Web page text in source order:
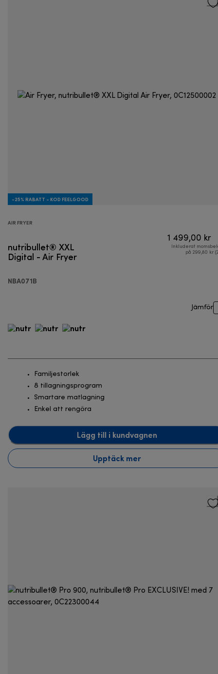
-25% RABATT - KOD FEELGOOD
AIR FRYER
nutribullet® XXL
Digital - Air Fryer
NBA071B
1 499,00 kr
Inkluderat
på 299,80 kr
Jämför
Familjestorlek
8 tillagningsprogram
Smartare matlagning
Enkel att rengöra
Lägg till i kundvagnen
Upptäck mer